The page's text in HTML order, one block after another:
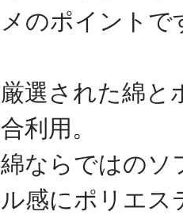
メのポイントで
厳選された綿と
合利用。
綿ならではのソ
ル感にポリエス